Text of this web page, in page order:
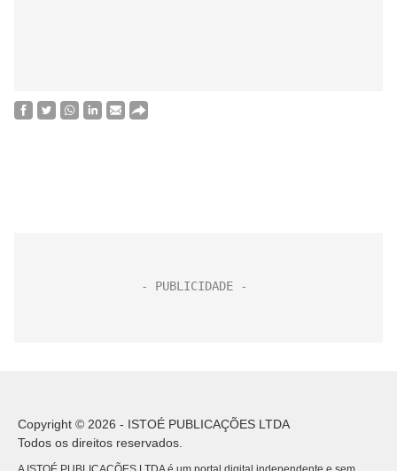
Copyright © 2026 - ISTOÉ PUBLICAÇÕES LTDA
Todos os direitos reservados.